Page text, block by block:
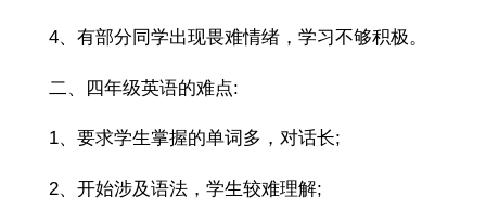
4、有部分同学出现畏难情绪，学习不够积极。
二、四年级英语的难点:
1、要求学生掌握的单词多，对话长;
2、开始涉及语法，学生较难理解;